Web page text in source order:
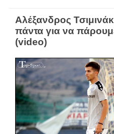
Αλέξανδρος
πάντα για να
(video)